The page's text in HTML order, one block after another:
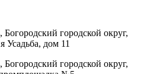
Богородский городской округ,
Усадьба, дом 11
Богородский городской округ,